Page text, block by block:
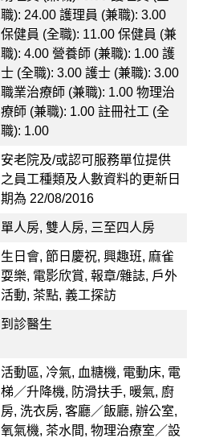
職): 24.00 護理員 (兼職): 3.00
保健員 (全職): 11.00 保健員 (兼
職): 4.00 營養師 (兼職): 1.00 護
士 (全職): 3.00 護士 (兼職): 3.00
職業治療師 (兼職): 1.00 物理治
療師 (兼職): 1.00 註冊社工 (全
職): 1.00
安老院及/或認可服務單位提供
之員工種類及人數資料的更新日
期為 22/08/2016
單人房, 雙人房, 三至四人房
生日會, 節日慶祝, 興趣班, 麻雀
耍樂, 電影欣賞, 報章/雜誌, 戶外
活動, 茶點, 義工探訪
到診醫生
活動區, 冷氣, 血糖機, 電動床, 電
梯／升降機, 防滑扶手, 暖氣, 廚
房, 洗衣房, 客廳／飯廳, 辦公室,
氧氣機, 茶水間, 物理治療室／設